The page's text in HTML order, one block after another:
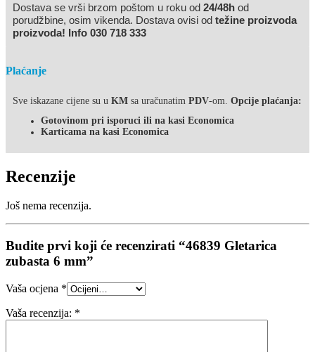
Dostava se vrši brzom poštom u roku od 24/48h od
porudžbine, osim vikenda. Dostava ovisi od težine proizvoda
proizvoda! Info 030 718 333
Plaćanje
Sve iskazane cijene su u KM sa uračunatim PDV-om. Opcije plaćanja:
Gotovinom pri isporuci ili na kasi Economica
Karticama na kasi Economica
Recenzije
Još nema recenzija.
Budite prvi koji će recenzirati “46839 Gletarica
zubasta 6 mm”
Vaša ocjena *
Vaša recenzija: *